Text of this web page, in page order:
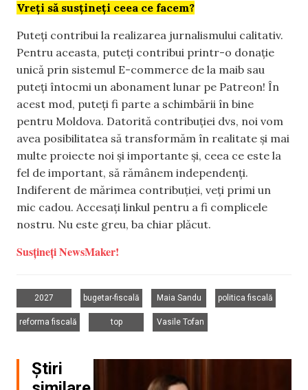
Vreți să susțineți ceea ce facem?
Puteți contribui la realizarea jurnalismului calitativ.
Pentru aceasta, puteți contribui printr-o donație
unică prin sistemul E-commerce de la maib sau
puteți întocmi un abonament lunar pe Patreon! În
acest mod, puteți fi parte a schimbării în bine
pentru Moldova. Datorită contribuției dvs, noi vom
avea posibilitatea să transformăm în realitate și mai
multe proiecte noi și importante și, ceea ce este la
fel de important, să rămânem independenți.
Indiferent de mărimea contribuției, veți primi un
mic cadou. Accesați linkul pentru a fi complicele
nostru. Nu este greu, ba chiar plăcut.
Susțineți NewsMaker!
2027
bugetar-fiscală
Maia Sandu
politica fiscală
reforma fiscală
top
Vasile Tofan
Știri